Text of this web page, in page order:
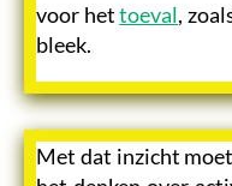
voor hettoeval,
bleek.
Met dat inzicht